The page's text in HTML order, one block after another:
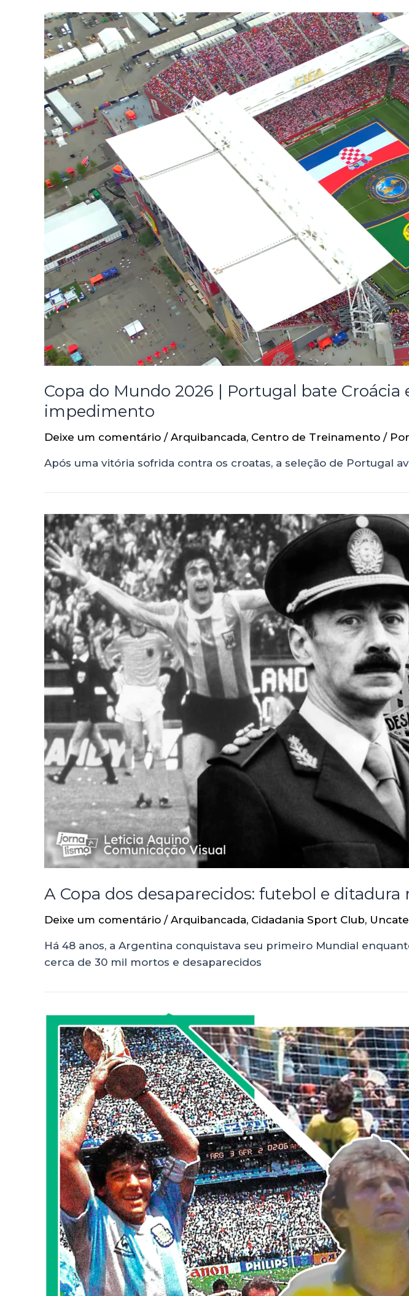
Copa do Mundo 2026 | Portugal bate
impedimento
Deixe um comentário / Arquibancada, Centro de Treinamento / Por
Após uma vitória sofrida contra os croatas, a seleção de Portugal
A Copa dos desaparecidos: futebol e ditadura
Deixe um comentário / Arquibancada, Cidadania Sport Club,
Há 48 anos, a Argentina conquistava seu primeiro Mundial
cerca de 30 mil mortos e desaparecidos